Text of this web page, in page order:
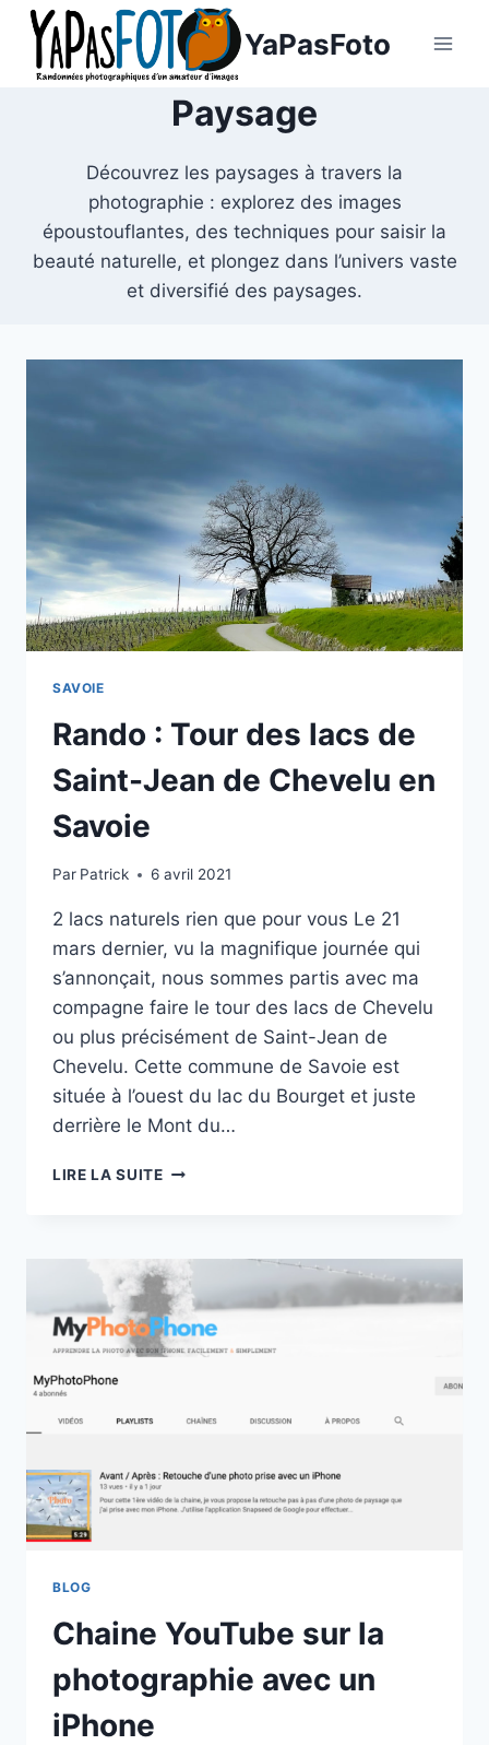
Aller
contenu
YaPasFoto
Paysage
Découvrez les paysages à travers la
photographie : explorez des images
époustouflantes, des techniques pour saisir la
beauté naturelle, et plongez dans l’univers vaste
et diversifié des paysages.
SAVOIE
Rando : Tour des lacs de
Saint-Jean de Chevelu en
Savoie
Par Patrick 6 avril 2021
2 lacs naturels rien que pour vous Le 21
mars dernier, vu la magnifique journée qui
s’annonçait, nous sommes partis avec ma
compagne faire le tour des lacs de Chevelu
ou plus précisément de Saint-Jean de
Chevelu. Cette commune de Savoie est
située à l’ouest du lac du Bourget et juste
derrière le Mont du…
LIRE LA SUITERANDO
LACS
DE
SAINT-
JEAN
DE
SAVOIE
BLOG
Chaine YouTube sur la
photographie avec un
iPhone